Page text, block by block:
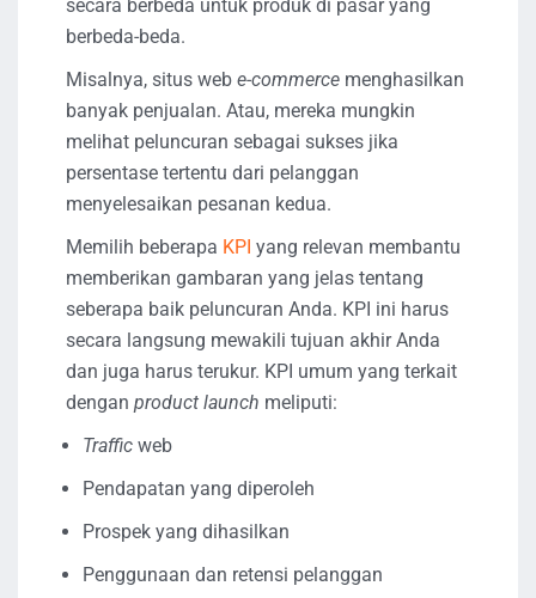
secara berbeda untuk produk di pasar yang
berbeda-beda.
Misalnya, situs web e-commerce menghasilkan
banyak penjualan. Atau, mereka mungkin
melihat peluncuran sebagai sukses jika
persentase tertentu dari pelanggan
menyelesaikan pesanan kedua.
Memilih beberapa KPI yang relevan membantu
memberikan gambaran yang jelas tentang
seberapa baik peluncuran Anda. KPI ini harus
secara langsung mewakili tujuan akhir Anda
dan juga harus terukur. KPI umum yang terkait
dengan product launch meliputi:
Traffic web
Pendapatan yang diperoleh
Prospek yang dihasilkan
Penggunaan dan retensi pelanggan